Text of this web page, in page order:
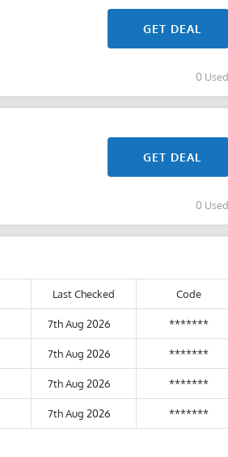
GET DEAL
0 Used
GET DEAL
0 Used
Last Checked Code
7th Aug 2026 *******
7th Aug 2026 *******
7th Aug 2026 *******
7th Aug 2026 *******